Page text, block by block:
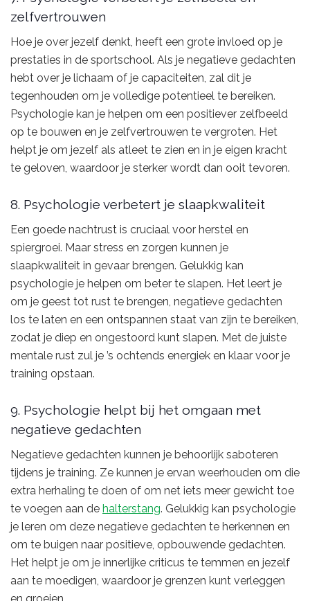
zelfvertrouwen
Hoe je over jezelf denkt, heeft een grote invloed op je
prestaties in de sportschool. Als je negatieve gedachten
hebt over je lichaam of je capaciteiten, zal dit je
tegenhouden om je volledige potentieel te bereiken.
Psychologie kan je helpen om een positiever zelfbeeld
op te bouwen en je zelfvertrouwen te vergroten. Het
helpt je om jezelf als atleet te zien en in je eigen kracht
te geloven, waardoor je sterker wordt dan ooit tevoren.
8. Psychologie verbetert je slaapkwaliteit
Een goede nachtrust is cruciaal voor herstel en
spiergroei. Maar stress en zorgen kunnen je
slaapkwaliteit in gevaar brengen. Gelukkig kan
psychologie je helpen om beter te slapen. Het leert je
om je geest tot rust te brengen, negatieve gedachten
los te laten en een ontspannen staat van zijn te bereiken,
zodat je diep en ongestoord kunt slapen. Met de juiste
mentale rust zul je ’s ochtends energiek en klaar voor je
training opstaan.
9. Psychologie helpt bij het omgaan met
negatieve gedachten
Negatieve gedachten kunnen je behoorlijk saboteren
tijdens je training. Ze kunnen je ervan weerhouden om die
extra herhaling te doen of om net iets meer gewicht toe
te voegen aan de halterstang. Gelukkig kan psychologie
je leren om deze negatieve gedachten te herkennen en
om te buigen naar positieve, opbouwende gedachten.
Het helpt je om je innerlijke criticus te temmen en jezelf
aan te moedigen, waardoor je grenzen kunt verleggen